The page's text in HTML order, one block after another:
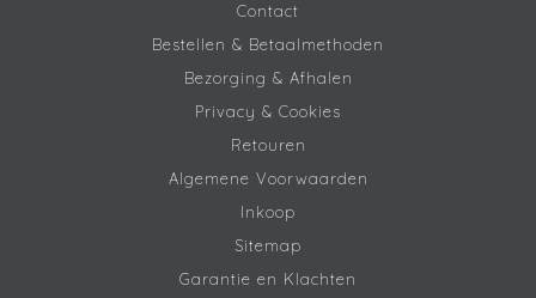
Contact
Bestellen & Betaalmethoden
Bezorging & Afhalen
Privacy & Cookies
Retouren
Algemene Voorwaarden
Inkoop
Sitemap
Garantie en Klachten